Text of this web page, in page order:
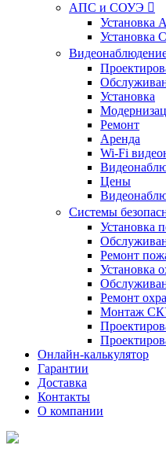
АПС и СОУЭ 
Установка
Установка
Установка
Ремонт
Аренда
Wi-Fi
Цены
Системы
Установка
Ремонт
Установка
Ремонт
Монтаж
Онлайн-калькулятор
Гарантии
Доставка
Контакты
О компании